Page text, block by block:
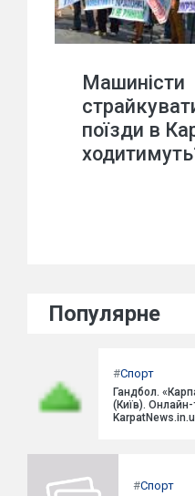
Машиністи
поїзди в
Популярне
#Спорт
Гандбол.
(Київ). Онлайн-
#Спорт